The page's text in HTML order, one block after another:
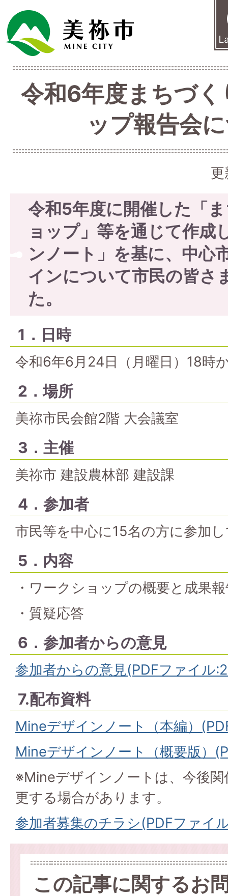
令和6年度まちづ
ップ報告会
令和5年度に開催した「
ョップ」等を通じて作成
ンノート」を基に、中心
インについて市民の皆さ
た。
1．日時
令和6年6月24日（月曜日）18時
2．場所
美祢市民会館2階 大会議室
3．主催
美祢市 建設農林部 建設課
4．参加者
市民等を中心に15名の方に参加
5．内容
・ワークショップの概要と成果
・質疑応答
6．参加者からの意見
参加者からの意見(PDFファイル
7.配布資料
Mineデザインノート（本編）
Mineデザインノート（概要版）
※Mineデザインノートは、今後
更する場合があります。
参加者募集のチラシ(PDFファイ
この記事に関するお